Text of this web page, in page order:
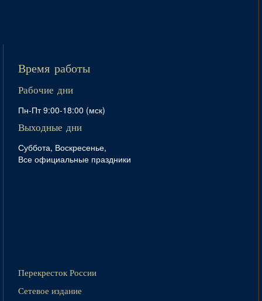
Время работы
Рабочие дни
Пн-Пт 9:00-18:00 (мск)
Выходные дни
Суббота, Воскресенье,
Все официальные праздники
Перекресток России
Сетевое издание